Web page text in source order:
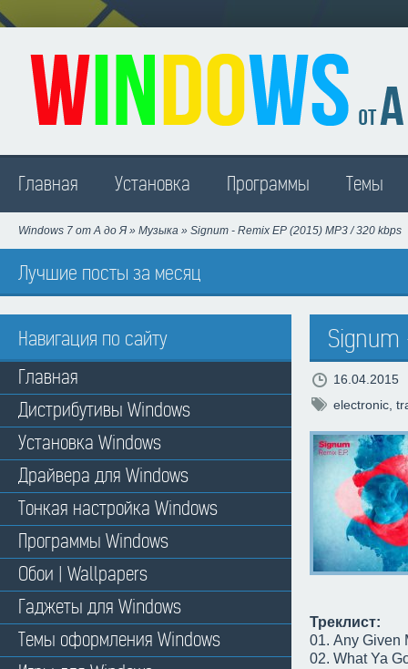
Главная Установка Программы Темы
Windows 7 от А до Я » Музыка » Signum - Remix EP (2015) MP3 / 320 kbps
Лучшие посты за месяц
Навигация по сайту
Главная
Дистрибутивы Windows
Установка Windows
Драйвера для Windows
Тонкая настройка Windows
Программы Windows
Обои | Wallpapers
Гаджеты для Windows
Темы оформления Windows
Signum
16.04.2015
electronic
Треклист:
01. Any Given
02. What Ya